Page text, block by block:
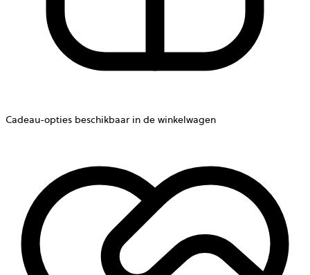
Cadeau-opties beschikbaar in de winkelwagen